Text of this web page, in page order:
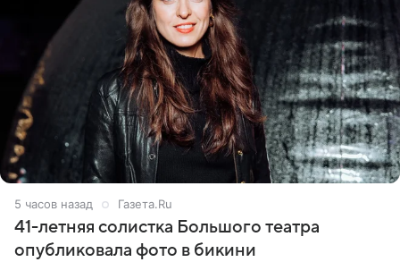
5 часов назад Газета.Ru
41-летняя солистка Большого театра
опубликовала фото в бикини